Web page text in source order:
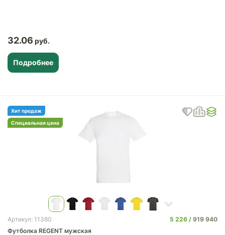
32.06
Подробнее
Хит продаж
Специальная цена
Артикул: 11380 5 226
919 940
Футболка REGENT мужская